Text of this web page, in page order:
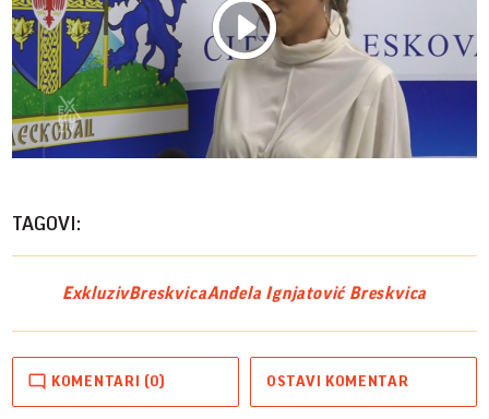
Play
TAGOVI:
ExkluzivBreskvicaAnđela Ignjatović Breskvica
KOMENTARI (0) OSTAVI KOMENTAR